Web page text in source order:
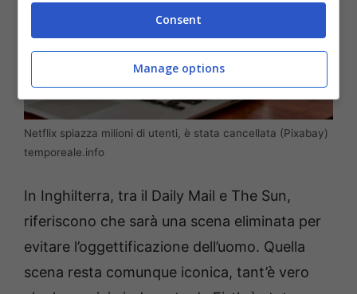
Netflix spiazza milioni di utenti, è stata cancellata (Pixabay)
temporeale.info
In Inghilterra, tra il Daily Mail e The Sun,
riferiscono che sarà una scena eliminata per
evitare l’oggettificazione dell’uomo. Quella
scena resta comunque iconica, tant’è vero
Consent
Manage options